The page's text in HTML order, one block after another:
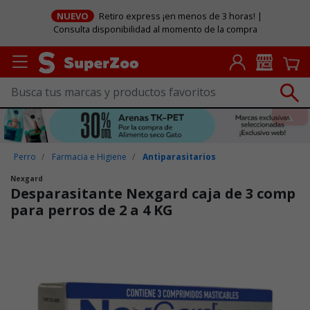
NUEVO
Retiro express ¡en menos de 3 horas! |
Consulta disponibilidad al momento de la compra
Perro Farmacia e Higiene Antiparasitarios
Nexgard
Desparasitante Nexgard caja de 3 comp
para perros de 2 a 4 KG